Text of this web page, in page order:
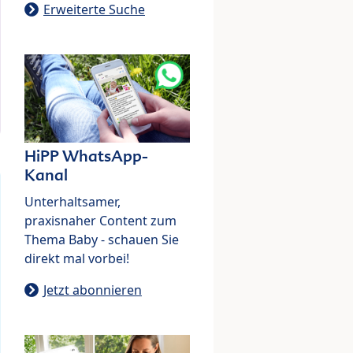
Erweiterte Suche
HiPP WhatsApp-
Kanal
Unterhaltsamer,
praxisnaher Content zum
Thema Baby - schauen Sie
direkt mal vorbei!
Jetzt abonnieren